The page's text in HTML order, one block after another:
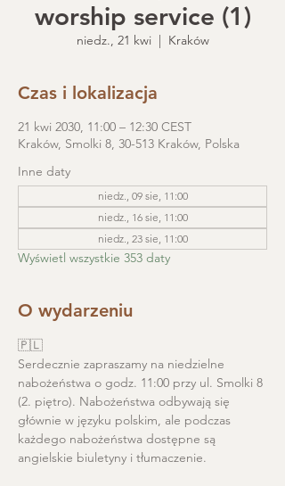
worship service (1)
niedz., 21 kwi
  |
Kraków
Czas i lokalizacja
21 kwi 2030, 11:00 – 12:30 CEST
Kraków, Smolki 8, 30-513 Kraków, Polska
Inne daty
niedz., 09 sie, 11:00
niedz., 16 sie, 11:00
niedz., 23 sie, 11:00
Wyświetl wszystkie 353 daty
O wydarzeniu
🇵🇱
Serdecznie zapraszamy na niedzielne
nabożeństwa o godz. 11:00 przy ul. Smolki 8
(2. piętro). Nabożeństwa odbywają się
głównie w języku polskim, ale podczas
każdego nabożeństwa dostępne są
angielskie biuletyny i tłumaczenie.